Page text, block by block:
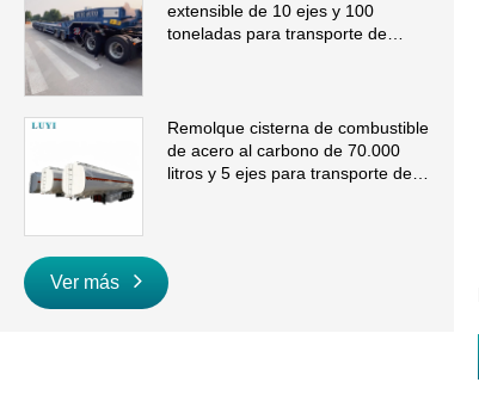
extensible de 10 ejes y 100
toneladas para transporte de
Remolque cisterna de combustible
de acero al carbono de 70.000
litros y 5 ejes para transporte de
Ver más